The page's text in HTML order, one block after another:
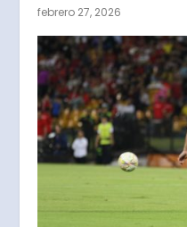
febrero 27, 2026